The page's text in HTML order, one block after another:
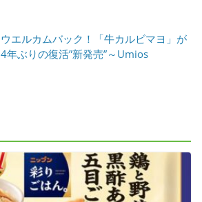
ウエルカムバック！「牛カルビマヨ」が
4年ぶりの復活”新発売”～Umios